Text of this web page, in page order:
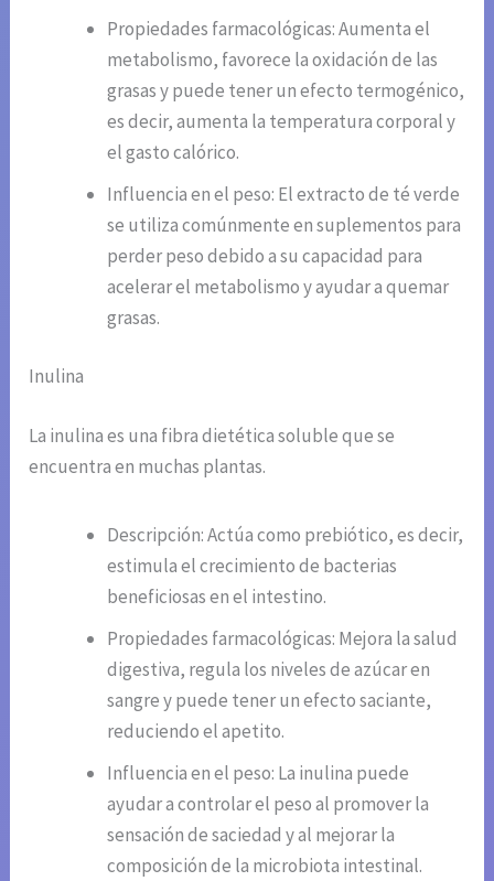
Propiedades farmacológicas: Aumenta el
metabolismo, favorece la oxidación de las
grasas y puede tener un efecto termogénico,
es decir, aumenta la temperatura corporal y
el gasto calórico.
Influencia en el peso: El extracto de té verde
se utiliza comúnmente en suplementos para
perder peso debido a su capacidad para
acelerar el metabolismo y ayudar a quemar
grasas.
Inulina
La inulina es una fibra dietética soluble que se
encuentra en muchas plantas.
Descripción: Actúa como prebiótico, es decir,
estimula el crecimiento de bacterias
beneficiosas en el intestino.
Propiedades farmacológicas: Mejora la salud
digestiva, regula los niveles de azúcar en
sangre y puede tener un efecto saciante,
reduciendo el apetito.
Influencia en el peso: La inulina puede
ayudar a controlar el peso al promover la
sensación de saciedad y al mejorar la
composición de la microbiota intestinal.